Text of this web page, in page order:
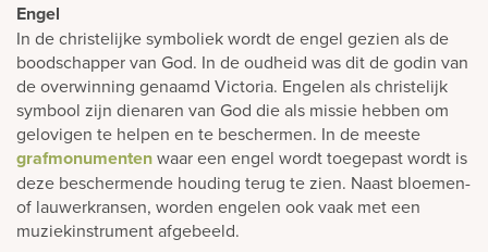
Engel
In de christelijke symboliek wordt de engel gezien als de
boodschapper van God. In de oudheid was dit de godin van
de overwinning genaamd Victoria. Engelen als christelijk
symbool zijn dienaren van God die als missie hebben om
gelovigen te helpen en te beschermen. In de meeste
grafmonumentenwaar een engel wordt toegepast wordt is
deze beschermende houding terug te zien. Naast bloemen-
of lauwerkransen, worden engelen ook vaak met een
muziekinstrument afgebeeld.